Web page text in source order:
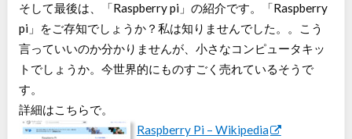
そして最後は、「Raspberry pi」の紹介です。「Raspberry
pi」をご存知でしょうか？私は知りませんでした。。こう
言っていいのか分かりませんが、小さなコンピュータキッ
トでしょうか。今世界的にものすごく売れているそうで
す。
詳細はこちらで。
Raspberry Pi – Wikipedia